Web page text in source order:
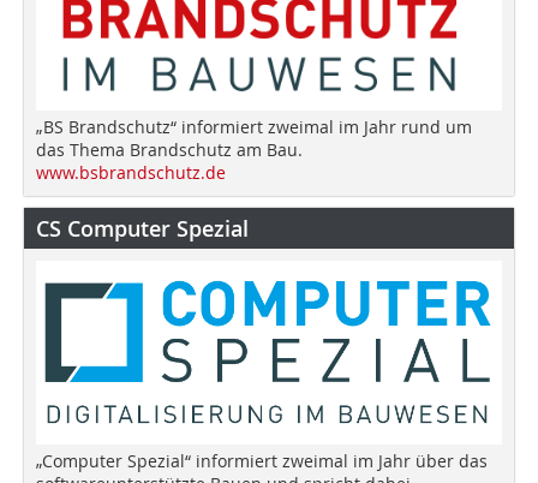
„BS Brandschutz“ informiert zweimal im Jahr rund um
das Thema Brandschutz am Bau.
www.bsbrandschutz.de
CS Computer Spezial
„Computer Spezial“ informiert zweimal im Jahr über das